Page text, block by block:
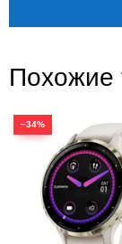
Похожие
−34%